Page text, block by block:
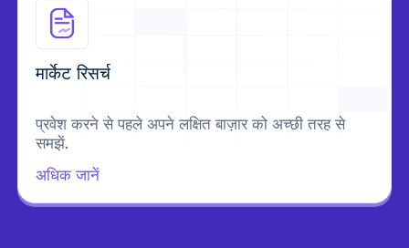
मार्केट रिसर्च
प्रवेश करने से पहले अपने लक्षित बाज़ार को अच्छी तरह से
समझें.
अधिक जानें